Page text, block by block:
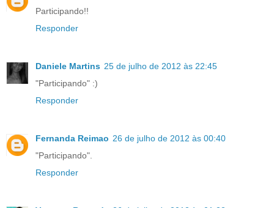
Participando!!
Responder
Daniele Martins 25 de julho de 2012 às 22:45
"Participando" :)
Responder
Fernanda Reimao 26 de julho de 2012 às 00:40
"Participando".
Responder